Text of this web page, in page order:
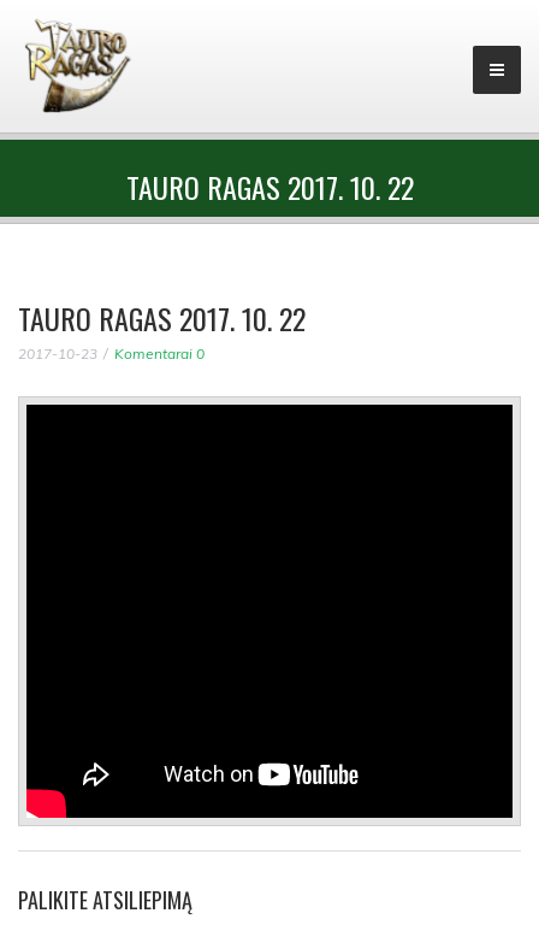
TAURO RAGAS 2017. 10. 22
TAURO RAGAS 2017. 10. 22
2017-10-23 Komentarai 0
PALIKITE ATSILIEPIMĄ